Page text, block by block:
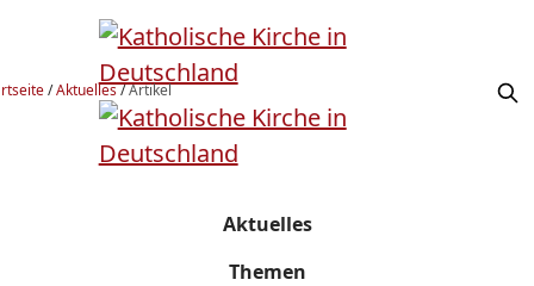
/Aktuelles/Artikel
Aktuelles
Themen